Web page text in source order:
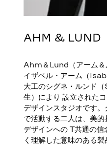
AHM & LUND
Ahm＆Lund（アーム＆
イザベル・アーム（
大工のシグネ・ルンド
生）により 設立された
デザインスタジオです
で活動する二人は、美
デザインへの T共通の
く理解した意味のある製